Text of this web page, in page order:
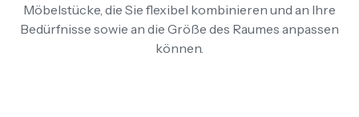
Möbelstücke, die Sie flexibel kombinieren und an Ihre
Bedürfnisse sowie an die Größe des Raumes anpassen
können.